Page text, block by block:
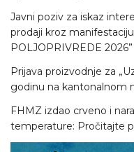
Javni poziv za iskaz
prodaji kroz
POLJOPRIVREDE 2026”
Prijava proizvodnje za
godinu na kantonalnom
FHMZ izdao crveno i
temperature: Pročitajte